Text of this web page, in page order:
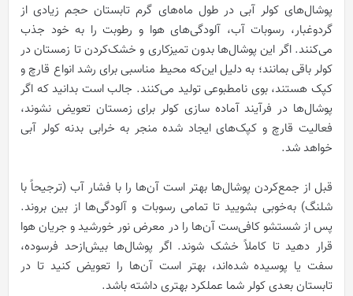
پوشال‌های کولر آبی در طول ماه‌های گرم تابستان حجم زیادی از
گردوغبار، رسوبات آب، آلودگی‌های هوا و رطوبت را به خود جذب
می‌کنند. اگر این پوشال‌ها بدون تمیزکاری و خشک‌کردن تا زمستان در
کولر باقی بمانند؛ به دلیل این‌که محیط مناسبی برای رشد انواع قارچ و
کپک هستند، بوی نامطبوعی تولید می‌کنند. جالب است بدانید که اگر
پوشال‌ها در فرآیند آماده سازی کولر برای زمستان تعویض نشوند،
فعالیت قارچ و کپک‌های ایجاد شده منجر به خرابی بدنه کولر آبی
خواهد شد.
قبل از جمع‌کردن پوشال‌ها بهتر است آن‌ها را با فشار آب (ترجیحاً با
شلنگ) به‌خوبی بشویید تا تمامی رسوبات و آلودگی‌ها از بین بروند.
پس از شستشو کافی‌ست آن‌ها را در معرض نور خورشید و جریان هوا
قرار دهید تا کاملاً خشک شوند. اگر پوشال‌ها بیش‌ازحد فرسوده،
سفت یا پوسیده شده‌اند، بهتر است آن‌ها را تعویض کنید تا در
تابستان بعدی کولر شما عملکرد بهتری داشته باشد.